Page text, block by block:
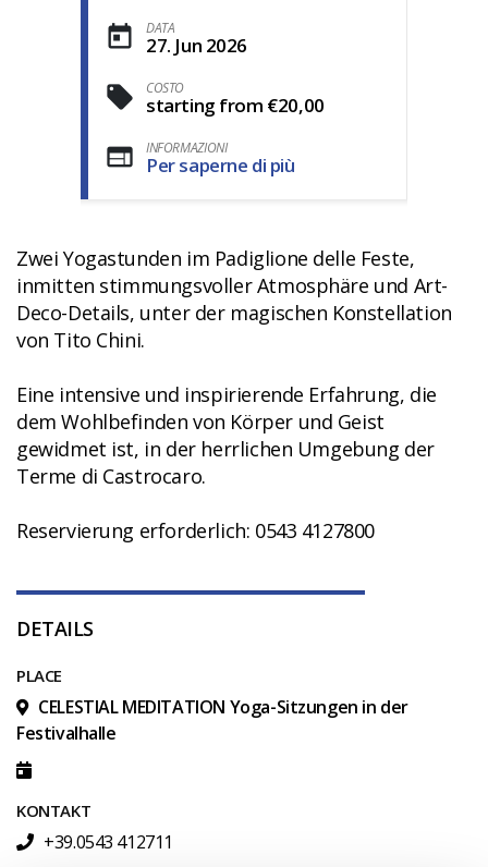
DATA
27. Jun 2026
COSTO
starting from €20,00
INFORMAZIONI
Per saperne di più
Zwei Yogastunden im Padiglione delle Feste,
inmitten stimmungsvoller Atmosphäre und Art-
Deco-Details, unter der magischen Konstellation
von Tito Chini.
Eine intensive und inspirierende Erfahrung, die
dem Wohlbefinden von Körper und Geist
gewidmet ist, in der herrlichen Umgebung der
Terme di Castrocaro.
Reservierung erforderlich: 0543 4127800
DETAILS
PLACE
CELESTIAL MEDITATION Yoga-Sitzungen in der
Festivalhalle
KONTAKT
+39.0543 412711